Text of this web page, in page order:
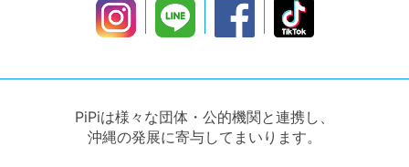
PiPiは様々な団体・公的機関と連携し、
沖縄の発展に寄与してまいります。